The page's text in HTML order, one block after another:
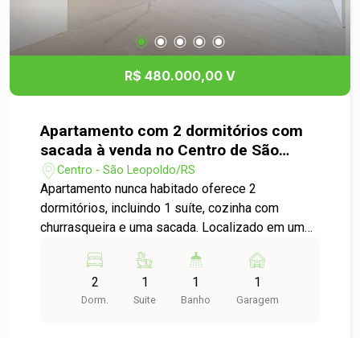
R$ 480.000,00 V
Apartamento com 2 dormitórios com
sacada à venda no Centro de São
Leopoldo
Centro - São Leopoldo/RS
Apartamento nunca habitado oferece 2
dormitórios, incluindo 1 suíte, cozinha com
churrasqueira e uma sacada. Localizado em um
não perca a chance de começar uma nova história
em um espaço moderno e acolhedor. Agende sua
visita hoje e descubra seu novo lar!
2
Dorm.
1
Suite
1
Banho
1
Garagem